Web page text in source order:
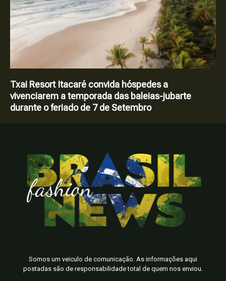
Txai Resort Itacaré convida hóspedes a
vivenciarem a temporada das baleias-jubarte
durante o feriado de 7 de Setembro
Somos um veiculo de comunicação. As informações aqui
postadas são de responsabilidade total de quem nos enviou.